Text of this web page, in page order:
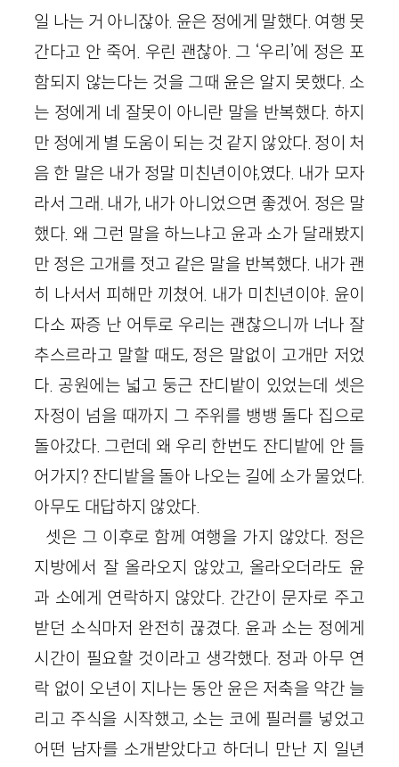
일 나는 거 아니잖아. 윤은 정에게 말했다. 여행 못
간다고 안 죽어. 우린 괜찮아. 그 ‘우리’에 정은 포
함되지 않는다는 것을 그때 윤은 알지 못했다. 소
는 정에게 네 잘못이 아니란 말을 반복했다. 하지
만 정에게 별 도움이 되는 것 같지 않았다. 정이 처
음 한 말은 내가 정말 미친년이야,였다. 내가 모자
라서 그래. 내가, 내가 아니었으면 좋겠어. 정은 말
했다. 왜 그런 말을 하느냐고 윤과 소가 달래봤지
만 정은 고개를 젓고 같은 말을 반복했다. 내가 괜
히 나서서 피해만 끼쳤어. 내가 미친년이야. 윤이
다소 짜증 난 어투로 우리는 괜찮으니까 너나 잘
추스르라고 말할 때도, 정은 말없이 고개만 저었
다. 공원에는 넓고 둥근 잔디밭이 있었는데 셋은
자정이 넘을 때까지 그 주위를 뱅뱅 돌다 집으로
돌아갔다. 그런데 왜 우리 한번도 잔디밭에 안 들
어가지? 잔디밭을 돌아 나오는 길에 소가 물었다.
아무도 대답하지 않았다.
셋은 그 이후로 함께 여행을 가지 않았다. 정은
지방에서 잘 올라오지 않았고, 올라오더라도 윤
과 소에게 연락하지 않았다. 간간이 문자로 주고
받던 소식마저 완전히 끊겼다. 윤과 소는 정에게
시간이 필요할 것이라고 생각했다. 정과 아무 연
락 없이 오년이 지나는 동안 윤은 저축을 약간 늘
리고 주식을 시작했고, 소는 코에 필러를 넣었고
어떤 남자를 소개받았다고 하더니 만난 지 일년